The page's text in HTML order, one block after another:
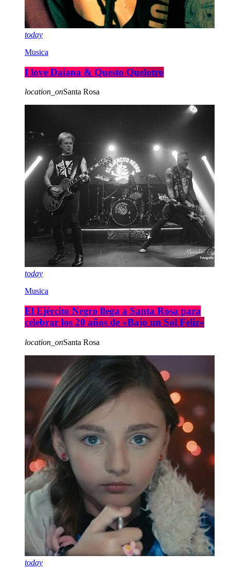
today
Musica
I love Daiana & Questo Quelotro
location_onSanta Rosa
today
Musica
El Ejército Negro llega a Santa Rosa para
celebrar los 20 años de «Bajo un Sol Feliz»
location_onSanta Rosa
today